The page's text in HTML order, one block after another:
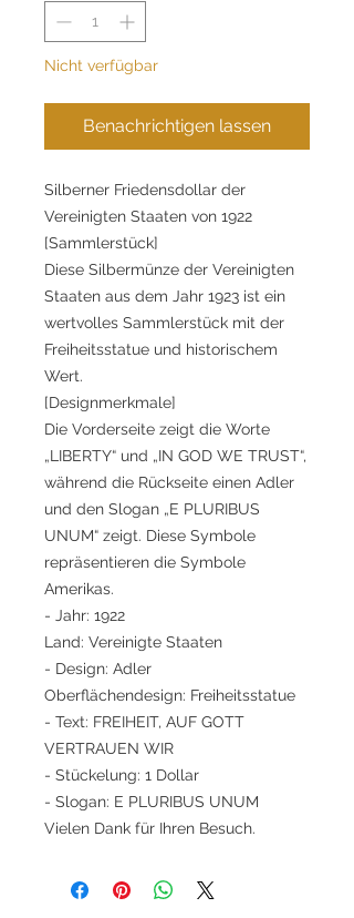
Nicht verfügbar
Benachrichtigen lassen
Silberner Friedensdollar der
Vereinigten Staaten von 1922
[Sammlerstück]
Diese Silbermünze der Vereinigten
Staaten aus dem Jahr 1923 ist ein
wertvolles Sammlerstück mit der
Freiheitsstatue und historischem
Wert.
[Designmerkmale]
Die Vorderseite zeigt die Worte
„LIBERTY“ und „IN GOD WE TRUST“,
während die Rückseite einen Adler
und den Slogan „E PLURIBUS
UNUM“ zeigt. Diese Symbole
repräsentieren die Symbole
Amerikas.
- Jahr: 1922
Land: Vereinigte Staaten
- Design: Adler
Oberflächendesign: Freiheitsstatue
- Text: FREIHEIT, AUF GOTT
VERTRAUEN WIR
- Stückelung: 1 Dollar
- Slogan: E PLURIBUS UNUM
Vielen Dank für Ihren Besuch.